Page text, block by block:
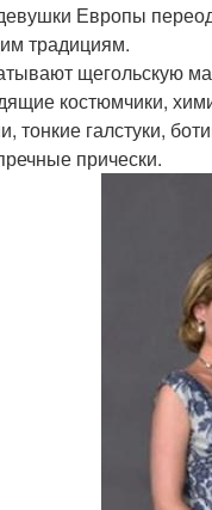
Европы
традициям.
щегольскую
костюмчики,
тонкие галстуки,
прически.